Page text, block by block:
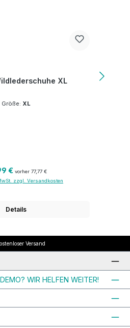
XL
Größe: XL
Preis:
€ vorher 77,77 €
zzgl. Versandkosten
Details
Versand
WIR HELFEN WEITER!